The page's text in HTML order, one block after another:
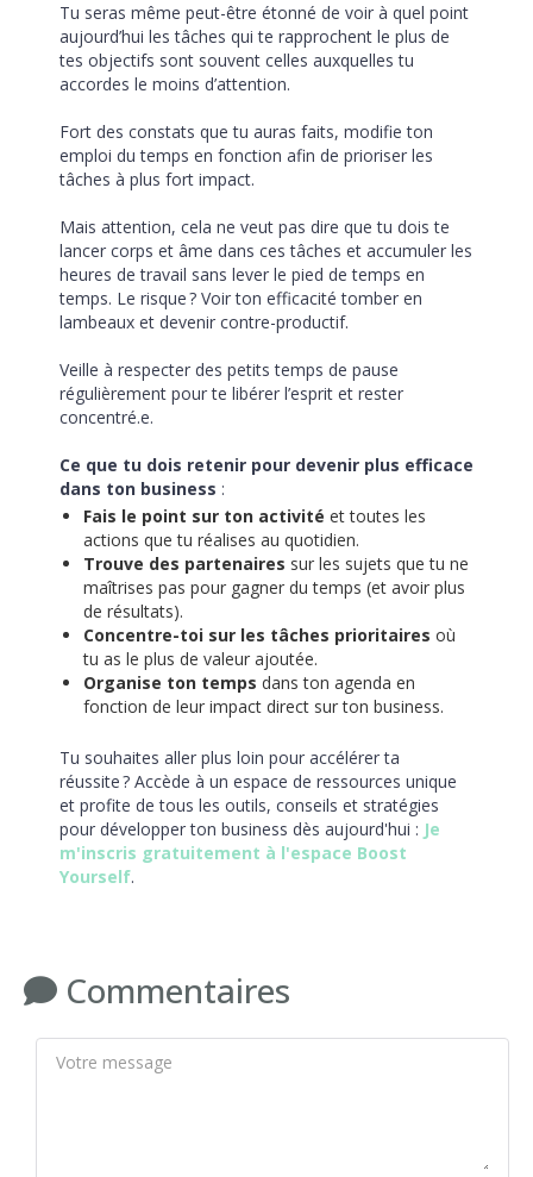
Tu seras même peut-être étonné de voir à quel point
aujourd’hui les tâches qui te rapprochent le plus de
tes objectifs sont souvent celles auxquelles tu
accordes le moins d’attention.
Fort des constats que tu auras faits, modifie ton
emploi du temps en fonction afin de prioriser les
tâches à plus fort impact.
Mais attention, cela ne veut pas dire que tu dois te
lancer corps et âme dans ces tâches et accumuler les
heures de travail sans lever le pied de temps en
temps. Le risque ? Voir ton efficacité tomber en
lambeaux et devenir contre-productif.
Veille à respecter des petits temps de pause
régulièrement pour te libérer l’esprit et rester
concentré.e.
Ce que tu dois retenir pour devenir plus efficace
dans ton business :
Fais le point sur ton activité et toutes les
actions que tu réalises au quotidien.
Trouve des partenaires sur les sujets que tu ne
maîtrises pas pour gagner du temps (et avoir plus
de résultats).
Concentre-toi sur les tâches prioritaires où
tu as le plus de valeur ajoutée.
Organise ton temps dans ton agenda en
fonction de leur impact direct sur ton business.
Tu souhaites aller plus loin pour accélérer ta
réussite ? Accède à un espace de ressources unique
et profite de tous les outils, conseils et stratégies
pour développer ton business dès aujourd'hui : Je
m'inscris gratuitement à l'espace Boost
Yourself.
Commentaires